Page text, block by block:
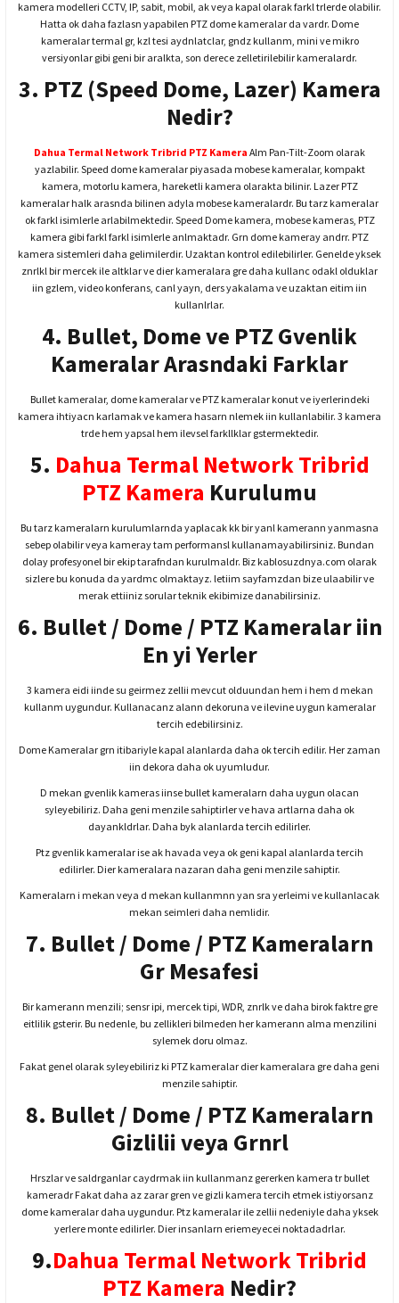
kamera modelleri CCTV, IP, sabit, mobil, ak veya kapal olarak farkl trlerde olabilir.
Hatta ok daha fazlasn yapabilen PTZ dome kameralar da vardr. Dome
kameralar termal gr, kzl tesi aydnlatclar, gndz kullanm, mini ve mikro
versiyonlar gibi geni bir aralkta, son derece zelletirilebilir kameralardr.
3. PTZ (Speed Dome, Lazer) Kamera
Nedir?
Dahua Termal Network Tribrid PTZ Kamera Alm Pan-Tilt-Zoom olarak
yazlabilir. Speed dome kameralar piyasada mobese kameralar, kompakt
kamera, motorlu kamera, hareketli kamera olarakta bilinir. Lazer PTZ
kameralar halk arasnda bilinen adyla mobese kameralardr. Bu tarz kameralar
ok farkl isimlerle arlabilmektedir. Speed Dome kamera, mobese kameras, PTZ
kamera gibi farkl farkl isimlerle anlmaktadr. Grn dome kameray andrr. PTZ
kamera sistemleri daha gelimilerdir. Uzaktan kontrol edilebilirler. Genelde yksek
znrlkl bir mercek ile altklar ve dier kameralara gre daha kullanc odakl olduklar
iin gzlem, video konferans, canl yayn, ders yakalama ve uzaktan eitim iin
kullanlrlar.
4. Bullet, Dome ve PTZ Gvenlik
Kameralar Arasndaki Farklar
Bullet kameralar, dome kameralar ve PTZ kameralar konut ve iyerlerindeki
kamera ihtiyacn karlamak ve kamera hasarn nlemek iin kullanlabilir. 3 kamera
trde hem yapsal hem ilevsel farkllklar gstermektedir.
5. Dahua Termal Network Tribrid
PTZ Kamera Kurulumu
Bu tarz kameralarn kurulumlarnda yaplacak kk bir yanl kamerann yanmasna
sebep olabilir veya kameray tam performansl kullanamayabilirsiniz. Bundan
dolay profesyonel bir ekip tarafndan kurulmaldr. Biz kablosuzdnya.com olarak
sizlere bu konuda da yardmc olmaktayz. letiim sayfamzdan bize ulaabilir ve
merak ettiiniz sorular teknik ekibimize danabilirsiniz.
6. Bullet / Dome / PTZ Kameralar iin
En yi Yerler
3 kamera eidi iinde su geirmez zellii mevcut olduundan hem i hem d mekan
kullanm uygundur. Kullanacanz alann dekoruna ve ilevine uygun kameralar
tercih edebilirsiniz.
Dome Kameralar grn itibariyle kapal alanlarda daha ok tercih edilir. Her zaman
iin dekora daha ok uyumludur.
D mekan gvenlik kameras iinse bullet kameralarn daha uygun olacan
syleyebiliriz. Daha geni menzile sahiptirler ve hava artlarna daha ok
dayankldrlar. Daha byk alanlarda tercih edilirler.
Ptz gvenlik kameralar ise ak havada veya ok geni kapal alanlarda tercih
edilirler. Dier kameralara nazaran daha geni menzile sahiptir.
Kameralarn i mekan veya d mekan kullanmnn yan sra yerleimi ve kullanlacak
mekan seimleri daha nemlidir.
7. Bullet / Dome / PTZ Kameralarn
Gr Mesafesi
Bir kamerann menzili; sensr ipi, mercek tipi, WDR, znrlk ve daha birok faktre gre
eitlilik gsterir. Bu nedenle, bu zellikleri bilmeden her kamerann alma menzilini
sylemek doru olmaz.
Fakat genel olarak syleyebiliriz ki PTZ kameralar dier kameralara gre daha geni
menzile sahiptir.
8. Bullet / Dome / PTZ Kameralarn
Gizlilii veya Grnrl
Hrszlar ve saldrganlar caydrmak iin kullanmanz gererken kamera tr bullet
kameradr Fakat daha az zarar gren ve gizli kamera tercih etmek istiyorsanz
dome kameralar daha uygundur. Ptz kameralar ile zellii nedeniyle daha yksek
yerlere monte edilirler. Dier insanlarn eriemeyecei noktadadrlar.
9.Dahua Termal Network Tribrid
PTZ Kamera Nedir?